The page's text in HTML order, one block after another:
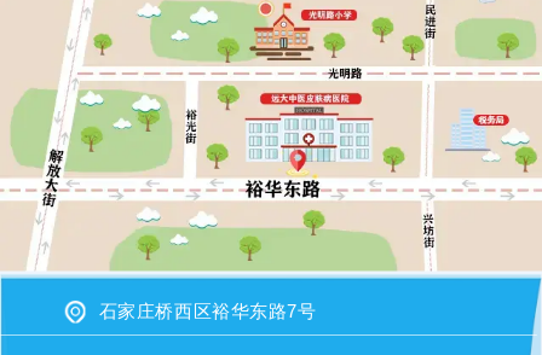
石家庄桥西区裕华东路7号